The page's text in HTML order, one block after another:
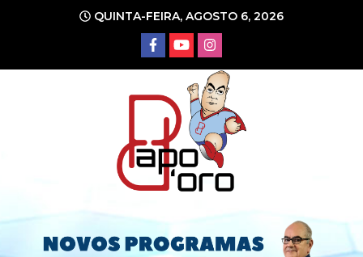
conteúdo
QUINTA-FEIRA, AGOSTO 6, 2026